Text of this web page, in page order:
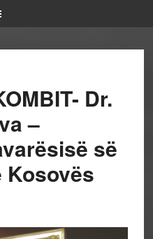
Dr.
–
së
Kosovës